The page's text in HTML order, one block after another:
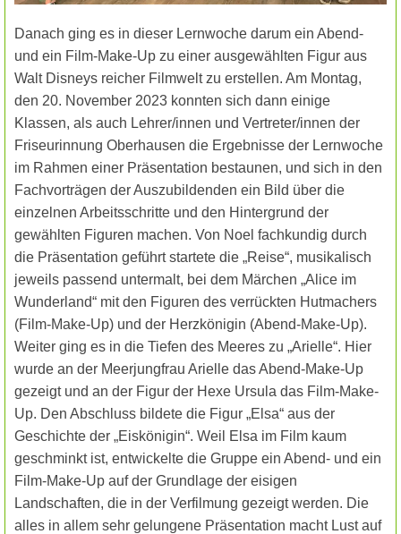
Danach ging es in dieser Lernwoche darum ein Abend-
und ein Film-Make-Up zu einer ausgewählten Figur aus
Walt Disneys reicher Filmwelt zu erstellen. Am Montag,
den 20. November 2023 konnten sich dann einige
Klassen, als auch Lehrer/innen und Vertreter/innen der
Friseurinnung Oberhausen die Ergebnisse der Lernwoche
im Rahmen einer Präsentation bestaunen, und sich in den
Fachvorträgen der Auszubildenden ein Bild über die
einzelnen Arbeitsschritte und den Hintergrund der
gewählten Figuren machen. Von Noel fachkundig durch
die Präsentation geführt startete die „Reise“, musikalisch
jeweils passend untermalt, bei dem Märchen „Alice im
Wunderland“ mit den Figuren des verrückten Hutmachers
(Film-Make-Up) und der Herzkönigin (Abend-Make-Up).
Weiter ging es in die Tiefen des Meeres zu „Arielle“. Hier
wurde an der Meerjungfrau Arielle das Abend-Make-Up
gezeigt und an der Figur der Hexe Ursula das Film-Make-
Up. Den Abschluss bildete die Figur „Elsa“ aus der
Geschichte der „Eiskönigin“. Weil Elsa im Film kaum
geschminkt ist, entwickelte die Gruppe ein Abend- und ein
Film-Make-Up auf der Grundlage der eisigen
Landschaften, die in der Verfilmung gezeigt werden. Die
alles in allem sehr gelungene Präsentation macht Lust auf